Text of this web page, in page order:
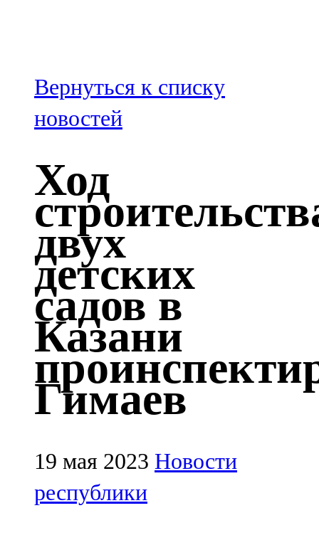
100,3 FM
Зәй
106,6 FM
Кадыбаш
105,2 FM
Казан
91,5 FM
Кайбыч
106,1 FM
Кама тамагы
71,51 FM
Кукмара
107,9 FM
Лениногорский
102,1 FM
Вернуться к списку
новостей
Ход
двух
детских
садов в
Казани
Гимаев
19 мая 2023 Новости
республики